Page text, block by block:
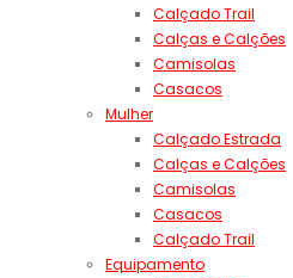
Calçado Trail
Calças e Calções
Camisolas
Casacos
Mulher
Calçado Estrada
Calças e Calções
Camisolas
Casacos
Calçado Trail
Equipamento